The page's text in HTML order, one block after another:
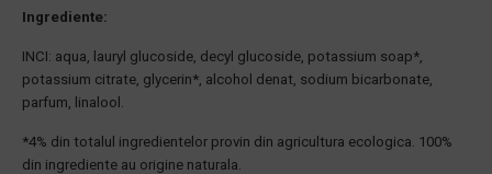
Ingrediente:
INCI: aqua, lauryl glucoside, decyl glucoside, potassium soap*,
potassium citrate, glycerin*, alcohol denat, sodium bicarbonate,
parfum, linalool.
*4% din totalul ingredientelor provin din agricultura ecologica. 100%
din ingrediente au origine naturala.